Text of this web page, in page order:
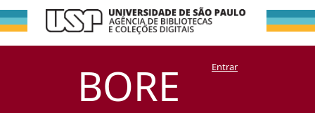
BORE
Filtrar por:
Assunto
DSpace/Manakin + CoriscoEntrar